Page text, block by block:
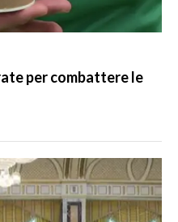
per combattere le